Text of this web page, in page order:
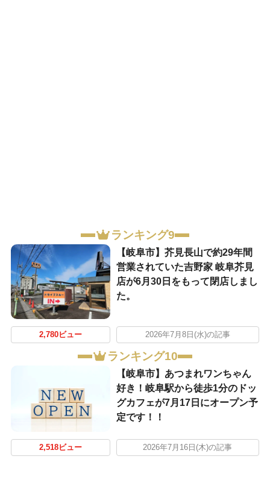
ランキング9
【岐阜市】芥見長山で約29年間
営業されていた吉野家 岐阜芥見
店が6月30日をもって閉店しまし
た。
2,780ビュー 2026年7月8日(水)の記事
ランキング10
【岐阜市】あつまれワンちゃん
好き！岐阜駅から徒歩1分のドッ
グカフェが7月17日にオープン予
定です！！
2,518ビュー 2026年7月16日(木)の記事